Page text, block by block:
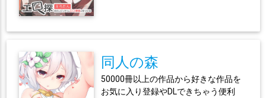
同人の森
50000冊以上の作品から好きな作品を
お気に入り登録やDLできちゃう便利